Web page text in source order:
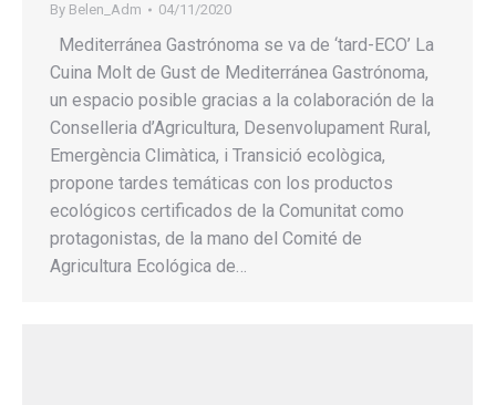
By Belen_Adm 04/11/2020
Mediterránea Gastrónoma se va de ‘tard-ECO’ La
Cuina Molt de Gust de Mediterránea Gastrónoma,
un espacio posible gracias a la colaboración de la
Conselleria d’Agricultura, Desenvolupament Rural,
Emergència Climàtica, i Transició ecològica,
propone tardes temáticas con los productos
ecológicos certificados de la Comunitat como
protagonistas, de la mano del Comité de
Agricultura Ecológica de…